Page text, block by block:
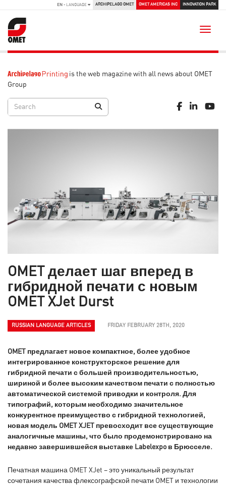
EN - LANGUAGE ARCHIPELAGO OMET OMET AMERICAS INC INNOVATION PARK
is the web magazine with all news about OMET
Group
OMET делает шаг вперед в
гибридной печати с новым
OMET XJet Durst
RUSSIAN LANGUAGE ARTICLES FRIDAY FEBRUARY 28TH, 2020
OMET предлагает новое компактное, более удобное
интегрированное конструкторское решение для
гибридной печати с большей производительностью,
шириной и более высоким качеством печати с полностью
автоматической системой приводки и контроля. Для
типографий, которым необходимо значительное
конкурентное преимущество с гибридной технологией,
новая модель OMET XJET превосходит все существующие
аналогичные машины, что было продемонстрировано на
недавно завершившейся выставке Labelexpo в Брюсселе.
Печатная машина OMET XJet – это уникальный результат
сочетания качества флексографской печати OMET и технологии